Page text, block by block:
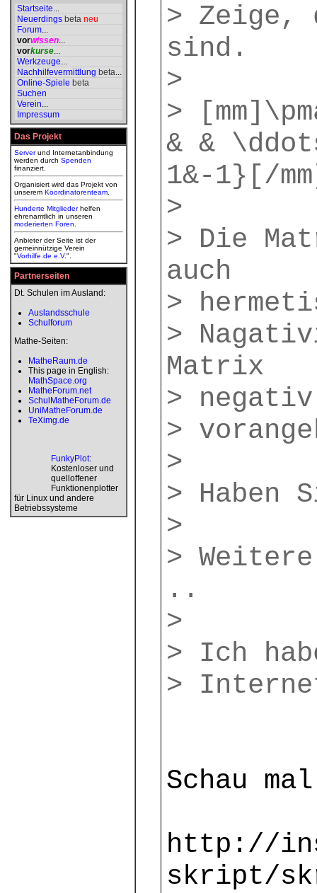
Startseite...
Neuerdings beta neu
Forum...
vorwissen...
vorkurse...
Werkzeuge...
Nachhilfevermittlung beta...
Online-Spiele beta
Suchen
Verein...
Impressum
Das Projekt
Serverund Internetanbindung
werden durch Spenden
finanziert.
Organisiert wird das Projekt von
unserem Koordinatorenteam
Hunderte Mitgliederhelfen
ehrenamtlich in unseren
moderierten Foren
Anbieter der Seite ist der
gemeinnützige Verein
"Vorhilfe.de e.V.".
Partnerseiten
Dt. Schulen im Ausland:
Auslandsschule
Schulforum
Mathe-Seiten:
MatheRaum.de
This page in English:
MathSpace.org
MatheForum.net
SchulMatheForum.de
UniMatheForum.de
TeXimg.de
FunkyPlot:
Kostenloser und
quelloffener
Funktionenplotter
für Linux und andere
Betriebssysteme
> Zeige,
sind.
>
>
& &
1&-1}[/
>
> Die
auch
>
>
Matrix
>
>
>
> Haben
>
>
..
>
> Ich
>
Schau
http://
skript/